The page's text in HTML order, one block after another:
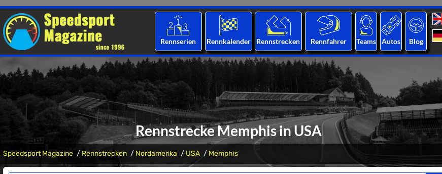
Rennserien Rennkalender Rennstrecken Rennfahrer Teams Autos Blog
Rennstrecke Memphis in USA
Speedsport Magazine Rennstrecken Nordamerika USA Memphis